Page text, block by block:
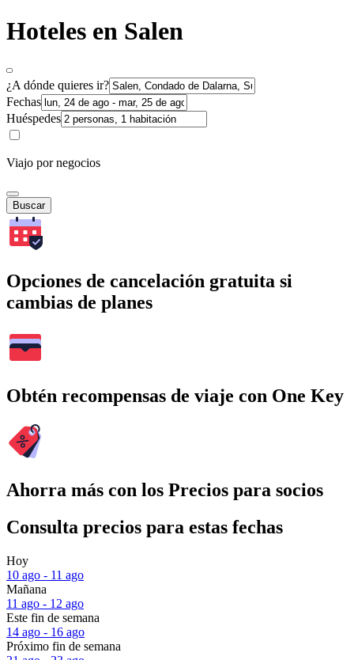
Hoteles en Salen
¿A dónde quieres ir?
Fechas
Huéspedes
Viajo por negocios
Buscar
Opciones de cancelación gratuita si
cambias de planes
Obtén recompensas de viaje con One Key
Ahorra más con los Precios para socios
Consulta precios para estas fechas
Hoy
10 ago - 11 ago
Mañana
11 ago - 12 ago
Este fin de semana
14 ago - 16 ago
Próximo fin de semana